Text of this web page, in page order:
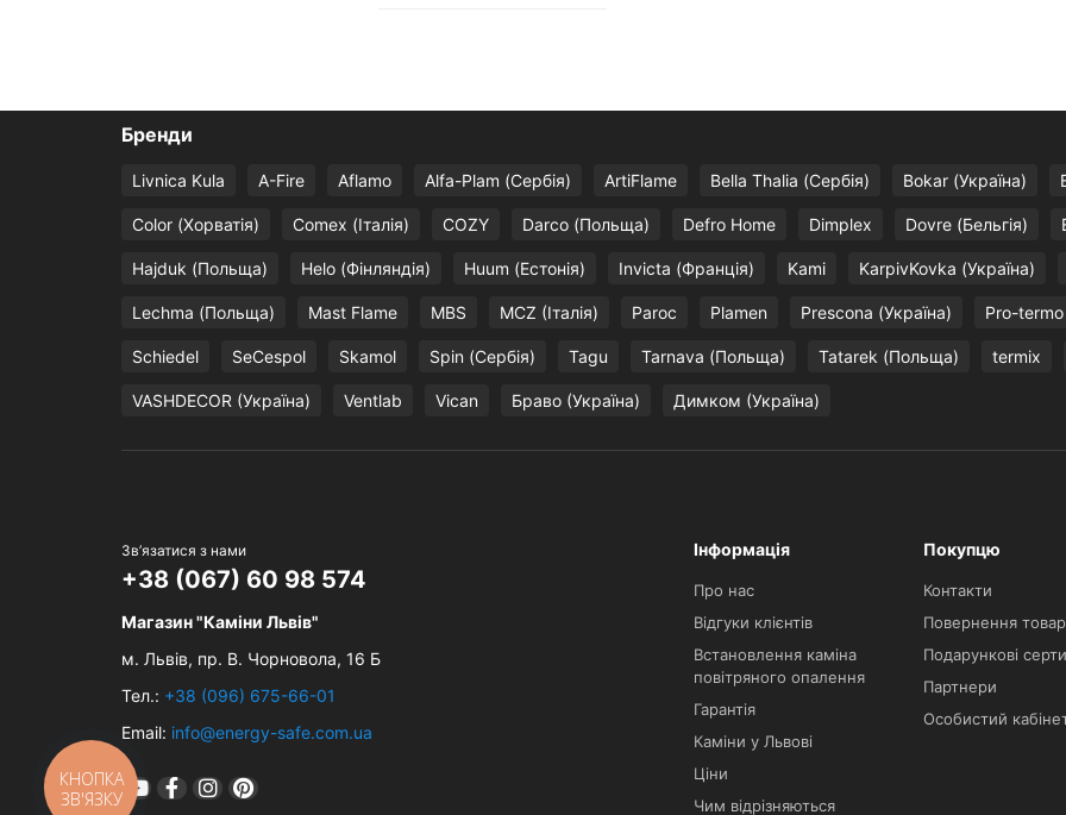
Бренди
Livnica Kula A-Fire Aflamo Alfa-Plam (Сербія) ArtiFlame Bella Thalia (Сербія) Bokar (Україна)
Color (Хорватія) Comex (Італія) COZY Darco (Польща) Defro Home Dimplex Dovre (Бельгія)
Hajduk (Польща) Helo (Фінляндія) Huum (Естонія) Invicta (Франція) Kami KarpivKovka (Україна)
Lechma (Польща) Mast Flame MBS MCZ (Італія) Paroc Plamen Prescona (Україна) Pro-termo
Schiedel SeCespol Skamol Spin (Сербія) Tagu Tarnava (Польща) Tatarek (Польща) termix
VASHDECOR (Україна) Ventlab Vican Браво (Україна) Димком (Україна)
Зв’язатися з нами
+38 (067) 60 98 574
Магазин "Каміни Львів"
м. Львів, пр. В. Чорновола, 16 Б
Тел.: +38 (096) 675-66-01
Email: info@energy-safe.com.ua
Інформація
Про нас
Відгуки клієнтів
Встановлення каміна
повітряного опалення
Гарантія
Каміни у Львові
Ціни
Чим відрізняються
Покупцю
Контакти
Повернення
Подарункові
Партнери
Особистий
КНОПКА
ЗВ'ЯЗКУ